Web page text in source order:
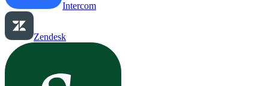
Intercom
Zendesk